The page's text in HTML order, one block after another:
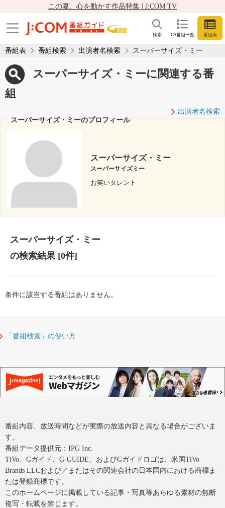
この夏、心を動かす作品特集 | J:COM TV
CS番組一覧 番組表
検索
番組表 番組検索 出演者名検索 スーパーサイズ・ミー
スーパーサイズ・ミーに関連する番
組
出演者名検索
スーパーサイズ・ミーのプロフィール
スーパーサイズ・ミー
スーパーサイズミー
お笑いタレント
スーパーサイズ・ミー
の検索結果[0件]
条件に該当する番組はありません。
「番組検索」の使い方
番組内容、放送時間などが実際の放送内容と異なる場合がございま
す。
番組データ提供元：IPG Inc.
TiVo、Gガイド、G-GUIDE、およびGガイドロゴは、米国TiVo
Brands LLCおよび／またはその関連会社の日本国内における商標ま
たは登録商標です。
このホームページに掲載している記事・写真等あらゆる素材の無断
複写・転載を禁じます。